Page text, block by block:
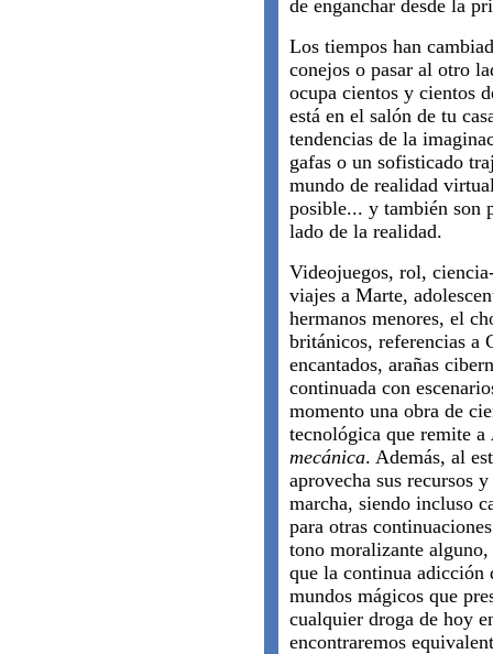
de enganchar desde la
Los tiempos han
conejos o pasar al otro
ocupa cientos y cientos
está en el salón de tu
tendencias de la
gafas o un sofisticado
mundo de realidad
posible... y también son
lado de la realidad.
Videojuegos, rol,
viajes a Marte,
hermanos menores, el
británicos, referencias a
encantados, arañas
continuada con
momento una obra de
tecnológica que remite a
mecánica. Además, al
aprovecha sus recursos
marcha, siendo incluso
para otras
tono moralizante
que la continua adicción
mundos mágicos que
cualquier droga de hoy
encontraremos